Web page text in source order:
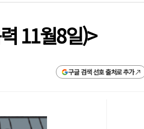
11월8일)>
구글 검색 선호 출처로 추가